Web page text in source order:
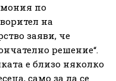
по
на
заяви, че
решение“.
е близо няколко
само за да се